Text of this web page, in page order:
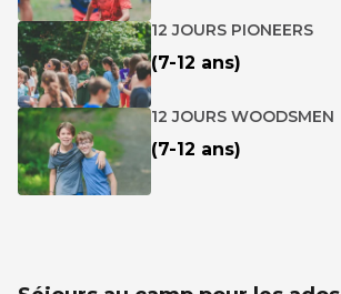
(7-12 ans)
12 JOURS PIONEERS
(7-12 ans)
12 JOURS WOODSMEN